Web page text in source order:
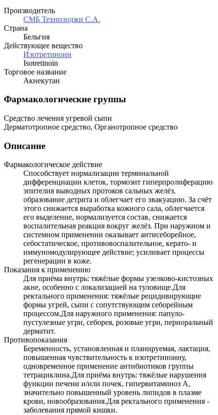
Производитель
СМБ Технолоджи С.А.
Страна
Бельгия
Действующее вещество
Изотретиноин
Isotretinoin
Торговое название
Акнекутан
Фармакологические группы
Средство лечения угревой сыпи
Дерматотропное средство, Органотропное средство
Описание
Фармакологическое действие
Способствует нормализации терминальной
дифференциации клеток, тормозит гиперпролиферацию
эпителия выводных протоков сальных желёз,
образование детрита и облегчает его эвакуацию. За счёт
этого снижается выработка кожного сала, облегчается
его выделение, нормализуется состав, снижается
воспалительная реакция вокруг желёз. При наружном и
системном применении оказывает антисеборейное,
себостатическое, противовоспалительное, керато- и
иммуномодулирующее действие; усиливает процессы
регенерации в коже.
Показания к применению
Для приёма внутрь: тяжёлые формы узелково-кистозных
акне, особенно с локализацией на туловище.Для
ректального применения: тяжёлые рецидивирующие
формы угрей, сыпи с сопутствующим себорейным
процессом.Для наружного применения: папуло-
пустулезные угри, себорея, розовые угри, периоральный
дерматит.
Противопоказания
Беременность, установленная и планируемая, лактация,
повышенная чувствительность к изотретиноину,
одновременное применение антибиотиков группы
тетрациклина.Для приёма внутрь: тяжёлые нарушения
функции печени и/или почек, гипервитаминоз А,
значительно повышенный уровень липидов в плазме
крови, новообразования.Для ректального применения -
заболевания прямой кишки.